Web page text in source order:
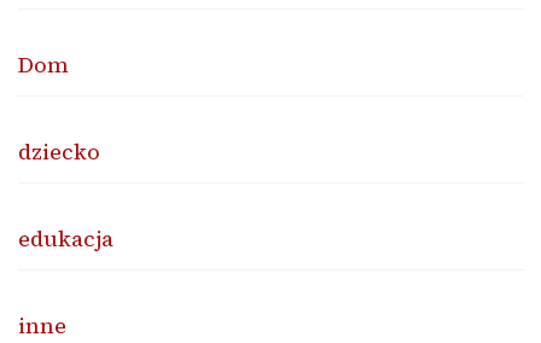
Dom
dziecko
edukacja
inne